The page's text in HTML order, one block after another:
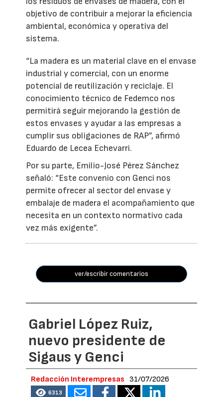
objetivo de contribuir a mejorar la eficiencia
ambiental, económica y operativa del
sistema.
“La madera es un material clave en el envase
industrial y comercial, con un enorme
potencial de reutilización y reciclaje. El
conocimiento técnico de Fedemco nos
permitirá seguir mejorando la gestión de
estos envases y ayudar a las empresas a
cumplir sus obligaciones de RAP”, afirmó
Eduardo de Lecea Echevarri.
Por su parte, Emilio-José Pérez Sánchez
señaló: “Este convenio con Genci nos
permite ofrecer al sector del envase y
embalaje de madera el acompañamiento que
necesita en un contexto normativo cada
vez más exigente”.
ver/escribir comentarios
Gabriel López Ruiz,
nuevo presidente de
Sigaus y Genci
Redacción Interempresas 31/07/2026
6313